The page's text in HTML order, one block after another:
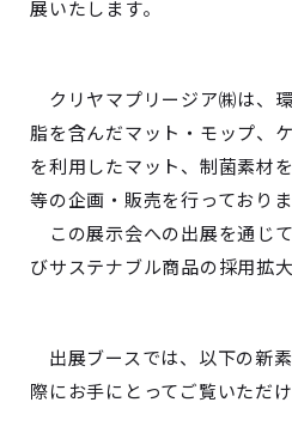
展いたします。
クリヤマプリージア㈱は、
脂を含んだマット・モップ、
を利用したマット、制菌素材
等の企画・販売を行っておりま
この展示会への出展を通じ
びサステナブル商品の採用拡
出展ブースでは、以下の新
際にお手にとってご覧いただけ